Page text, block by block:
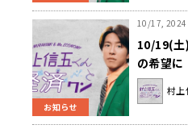
お知らせ
10/17, 2024
10/19(土
の希望に
クン』
村上